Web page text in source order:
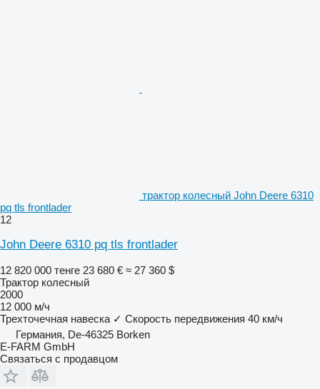
трактор колесный John Deere 6310
pq tls frontlader
12
John Deere 6310 pq tls frontlader
12 820 000 тенге 23 680 € ≈ 27 360 $
Трактор колесный
2000
12 000 м/ч
Трехточечная навеска ✓ Скорость передвижения 40 км/ч
Германия, De-46325 Borken
E-FARM GmbH
Связаться с продавцом